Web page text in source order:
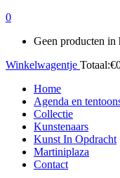
0
Geen producten
Winkelwagentje Totaal:€
Home
Agenda en
Collectie
Kunstenaars
Kunst In Opdracht
Martiniplaza
Contact